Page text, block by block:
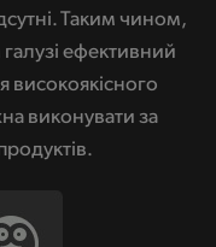
Таким чином,
ефективний
високоякісного
виконувати за